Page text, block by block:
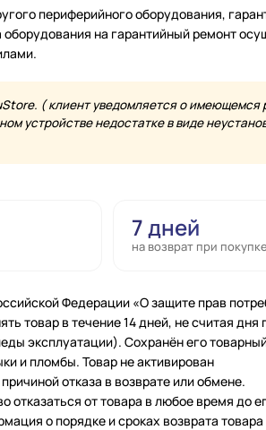
периферийного оборудования,
на гарантийный ремонт
( клиент уведомляется о
устройстве недостатке в виде
7 дней
на возврат при
Федерации «О защите прав
товар в течение 14 дней, не считая дня
эксплуатации). Сохранён его
и пломбы. Товар не активирован
отказа в возврате или обмене.
от товара в любое время до
о порядке и сроках возврата